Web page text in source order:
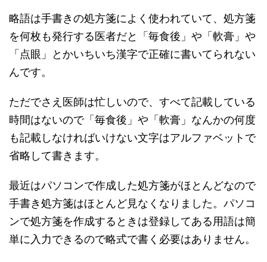
略語は手書きの処方箋によく使われていて、処方箋
を何枚も発行する医者だと「毎食後」や「軟膏」や
「点眼」とかいちいち漢字で正確に書いてられない
んです。
ただでさえ医師は忙しいので、すべて記載している
時間はないので「毎食後」や「軟膏」なんかの何度
も記載しなければいけない文字はアルファベットで
省略して書きます。
最近はパソコンで作成した処方箋がほとんどなので
手書き処方箋はほとんど見なくなりました。パソコ
ンで処方箋を作成するときは登録してある用語は簡
単に入力できるので略式で書く必要はありません。